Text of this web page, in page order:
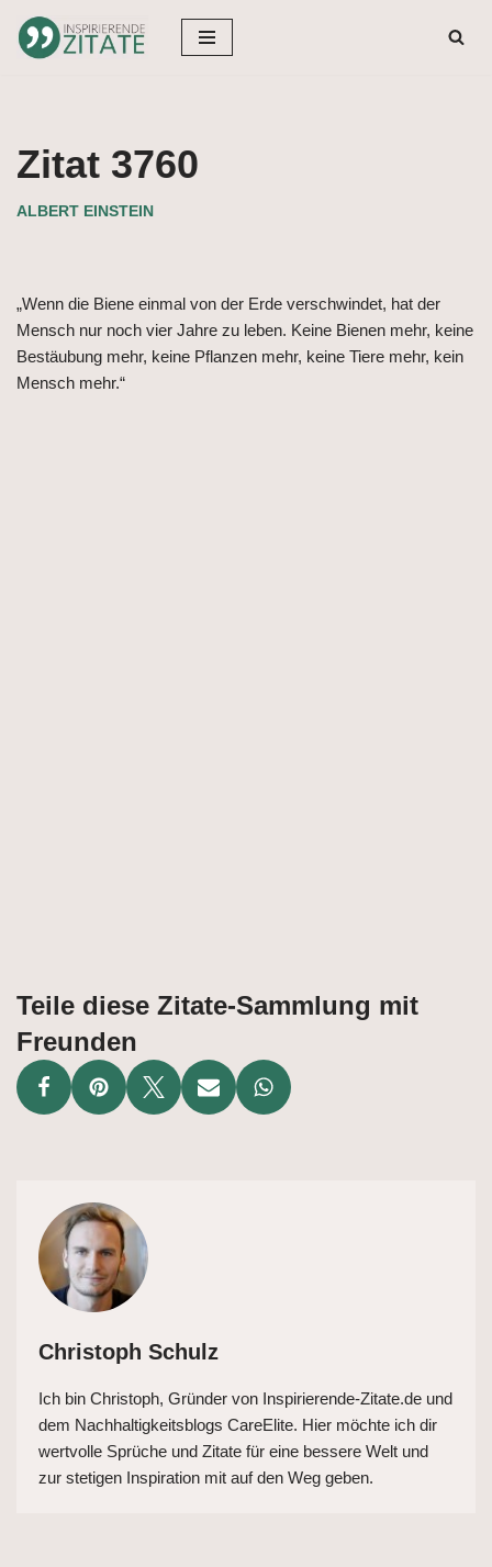
Zum
Zitat 3760
ALBERT EINSTEIN
„Wenn die Biene einmal von der Erde verschwindet, hat der
Mensch nur noch vier Jahre zu leben. Keine Bienen mehr, keine
Bestäubung mehr, keine Pflanzen mehr, keine Tiere mehr, kein
Mensch mehr.“
Teile diese Zitate-Sammlung mit
Freunden
Christoph Schulz
Ich bin Christoph, Gründer von Inspirierende-Zitate.de und
dem Nachhaltigkeitsblogs CareElite. Hier möchte ich dir
wertvolle Sprüche und Zitate für eine bessere Welt und
zur stetigen Inspiration mit auf den Weg geben.